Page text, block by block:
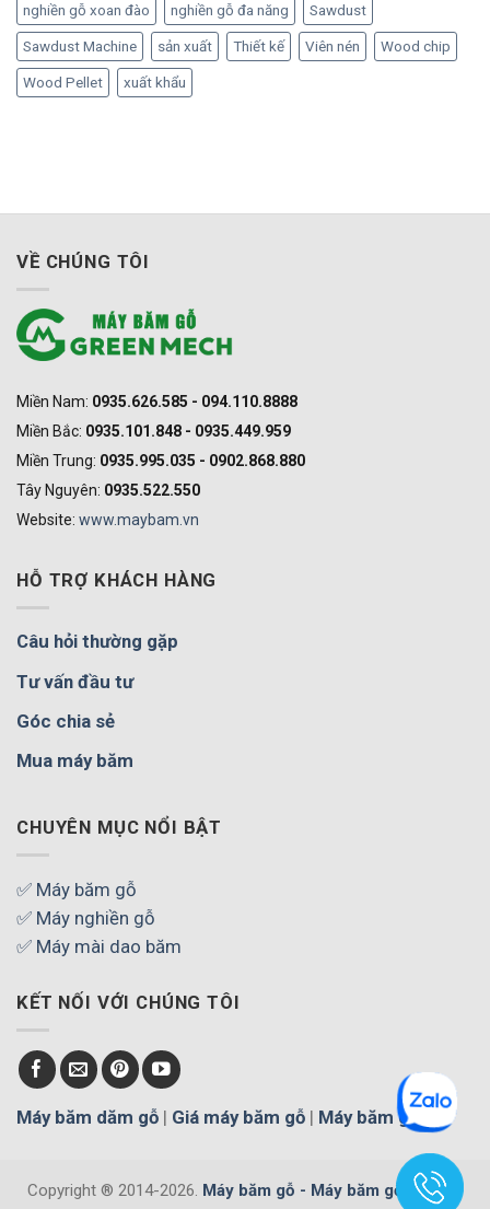
nghiền gỗ xoan đào nghiền gỗ đa năng Sawdust
Sawdust Machine sản xuất Thiết kế Viên nén Wood chip
Wood Pellet xuất khẩu
VỀ CHÚNG TÔI
Miền Nam: 0935.626.585 - 094.110.8888
Miền Bắc: 0935.101.848 - 0935.449.959
Miền Trung: 0935.995.035 - 0902.868.880
Tây Nguyên: 0935.522.550
Website: www.maybam.vn
HỖ TRỢ KHÁCH HÀNG
Câu hỏi thường gặp
Tư vấn đầu tư
Góc chia sẻ
Mua máy băm
CHUYÊN MỤC NỔI BẬT
✅ Máy băm gỗ
✅ Máy nghiền gỗ
✅ Máy mài dao băm
KẾT NỐI VỚI CHÚNG TÔI
Máy băm dăm gỗ | Giá máy băm gỗ | Máy băm gỗ
Copyright ® 2014-2026. Máy băm gỗ - Máy băm gỗ cây, gỗ